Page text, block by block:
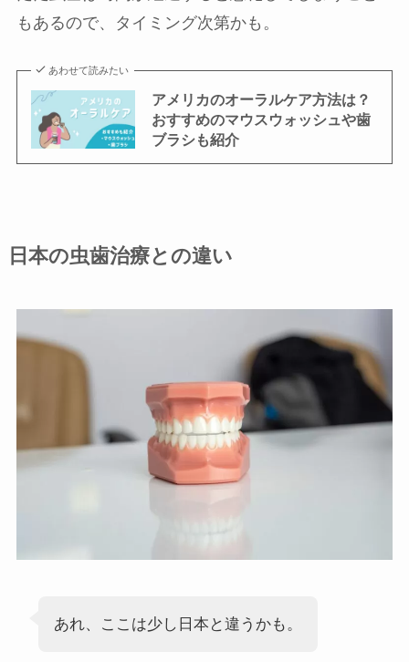
もあるので、タイミング次第かも。
あわせて読みたい
アメリカのオーラルケア方法は？
おすすめのマウスウォッシュや歯
ブラシも紹介
日本の虫歯治療との違い
あれ、ここは少し日本と違うかも。